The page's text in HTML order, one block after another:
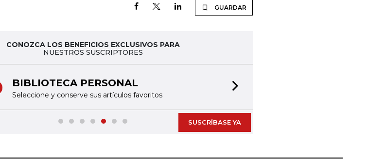
GUARDAR
CONOZCA LOS BENEFICIOS EXCLUSIVOS PARA
NUESTROS SUSCRIPTORES
BIBLIOTECA PERSONAL
Seleccione y conserve sus artículos favoritos
SUSCRÍBASE YA